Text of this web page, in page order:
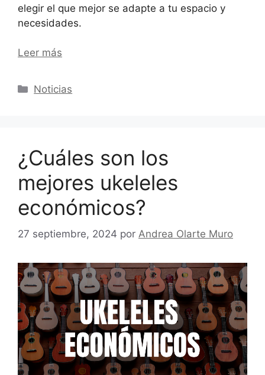
elegir el que mejor se adapte a tu espacio y
necesidades.
Leer más
Categorías
Noticias
¿Cuáles son los
mejores ukeleles
económicos?
27 septiembre, 2024 por Andrea Olarte Muro